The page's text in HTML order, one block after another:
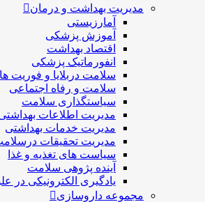
مدیریت بهداشت و درمان
آمارزیستی
آموزش پزشکی
اقتصاد بهداشت
انفورماتیک پزشکی
سلامت دربلايا و فوريت ها
سلامت و رفاه اجتماعی
سیاستگذاری سلامت
مدیریت اطلاعات
مدیریت خدمات بهداشتی
مدیریت تحقیقات
سیاست های تغذیه و غذا
آینده پژوهی سلامت
یادگیری الکترونیکی در
مجموعه داروسازی